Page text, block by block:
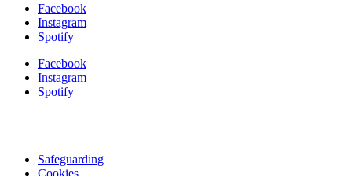
Facebook
Instagram
Spotify
Facebook
Instagram
Spotify
Safeguarding
Cookies